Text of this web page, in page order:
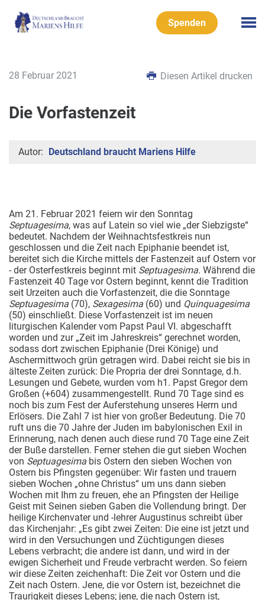
Spenden
28 Februar 2021 Diesen Artikel drucken
Die Vorfastenzeit
Autor: Deutschland braucht Mariens Hilfe
Am 21. Februar 2021 feiern wir den Sonntag
Septuagesima, was auf Latein so viel wie „der Siebzigste“
bedeutet. Nachdem der Weihnachtsfestkreis nun
geschlossen und die Zeit nach Epiphanie beendet ist,
bereitet sich die Kirche mittels der Fastenzeit auf Ostern vor
- der Osterfestkreis beginnt mit Septuagesima. Während die
Fastenzeit 40 Tage vor Ostern beginnt, kennt die Tradition
seit Urzeiten auch die Vorfastenzeit, die die Sonntage
Septuagesima (70), Sexagesima (60) und Quinquagesima
(50) einschließt. Diese Vorfastenzeit ist im neuen
liturgischen Kalender vom Papst Paul VI. abgeschafft
worden und zur „Zeit im Jahreskreis“ gerechnet worden,
sodass dort zwischen Epiphanie (Drei Könige) und
Aschermittwoch grün getragen wird. Dabei reicht sie bis in
älteste Zeiten zurück: Die Propria der drei Sonntage, d.h.
Lesungen und Gebete, wurden vom h1. Papst Gregor dem
Großen (+604) zusammengestellt. Rund 70 Tage sind es
noch bis zum Fest der Auferstehung unseres Herrn und
Erlösers. Die Zahl 7 ist hier von großer Bedeutung. Die 70
ruft uns die 70 Jahre der Juden im babylonischen Exil in
Erinnerung, nach denen auch diese rund 70 Tage eine Zeit
der Buße darstellen. Ferner stehen die gut sieben Wochen
von Septuagesima bis Ostern den sieben Wochen von
Ostern bis Pfingsten gegenüber: Wir fasten und trauern
sieben Wochen „ohne Christus“ um uns dann sieben
Wochen mit Ihm zu freuen, ehe an Pfingsten der Heilige
Geist mit Seinen sieben Gaben die Vollendung bringt. Der
heilige Kirchenvater und -lehrer Augustinus schreibt über
das Kirchenjahr: „Es gibt zwei Zeiten: Die eine ist jetzt und
wird in den Versuchungen und Züchtigungen dieses
Lebens verbracht; die andere ist dann, und wird in der
ewigen Sicherheit und Freude verbracht werden. So feiern
wir diese Zeiten zeichenhaft: Die Zeit vor Ostern und die
Zeit nach Ostern. Jene, die vor Ostern ist, bezeichnet die
Traurigkeit dieses Lebens; jene, die nach Ostern ist,